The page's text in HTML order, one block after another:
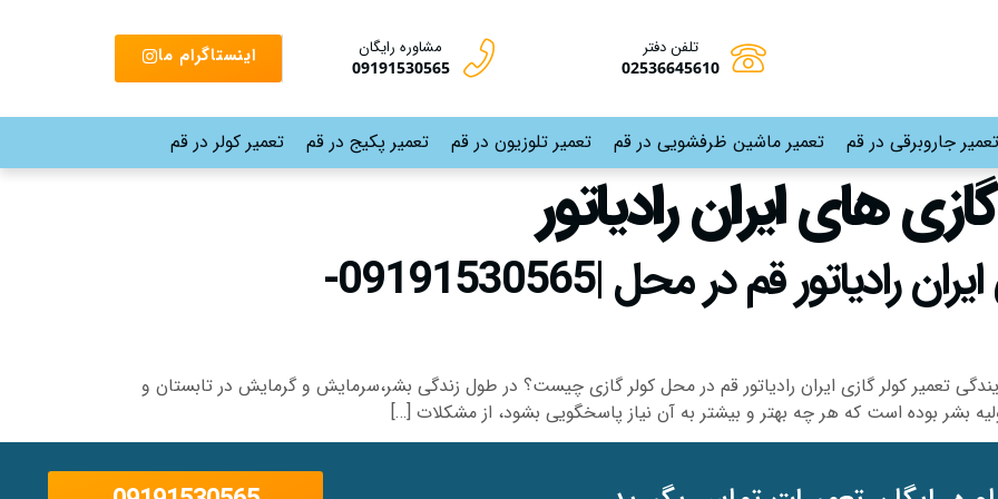
تلفن دفتر
02536645610
مشاوره رایگان
09191530565 اینستاگرام ما
تعمیر جاروبرقی در قم تعمیر ماشین ظرفشویی در قم تعمیر تلوزیون در قم تعمیر پکیج در قم تعمیر کولر در قم
های ایران رادیاتور
نمایندگی تعمیر کولر گازی ایران رادیاتور قم در محل |09191530565-
تعمیر کولر گازی ایران رادیاتور قم در محل کولر گازی چیست؟ در طول زندگی بشر،سرمایش و گرمایش در تابستان و
بشر بوده است که هر چه بهتر و بیشتر به آن نیاز پاسخگویی بشود، از مشکلات […]